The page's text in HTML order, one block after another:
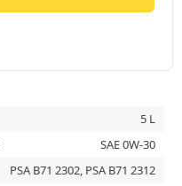
5 L
SAE 0W-30
PSA B71 2302, PSA B71 2312